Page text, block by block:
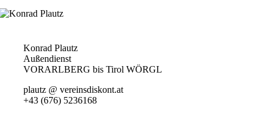
Konrad Plautz
Außendienst
VORARLBERG bis Tirol WÖRGL
plautz @ vereinsdiskont.at
+43 (676) 5236168